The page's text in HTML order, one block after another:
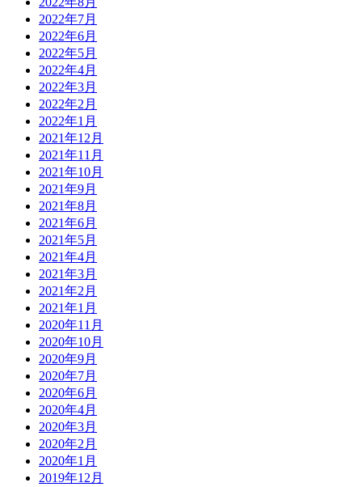
2022年7月
2022年6月
2022年5月
2022年4月
2022年3月
2022年2月
2022年1月
2021年12月
2021年11月
2021年10月
2021年9月
2021年8月
2021年6月
2021年5月
2021年4月
2021年3月
2021年2月
2021年1月
2020年11月
2020年10月
2020年9月
2020年7月
2020年6月
2020年4月
2020年3月
2020年2月
2020年1月
2019年12月